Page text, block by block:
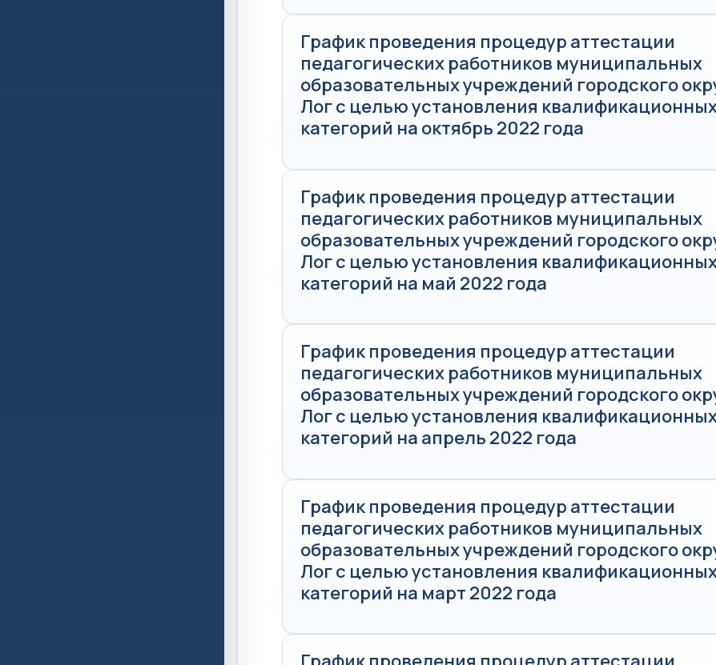
График проведения процедур аттестации
педагогических работников муниципальных
образовательных учреждений городского
Лог с целью установления
категорий на октябрь 2022 года
График проведения процедур аттестации
педагогических работников муниципальных
образовательных учреждений городского
Лог с целью установления
категорий на май 2022 года
График проведения процедур аттестации
педагогических работников муниципальных
образовательных учреждений городского
Лог с целью установления
категорий на апрель 2022 года
График проведения процедур аттестации
педагогических работников муниципальных
образовательных учреждений городского
Лог с целью установления
категорий на март 2022 года